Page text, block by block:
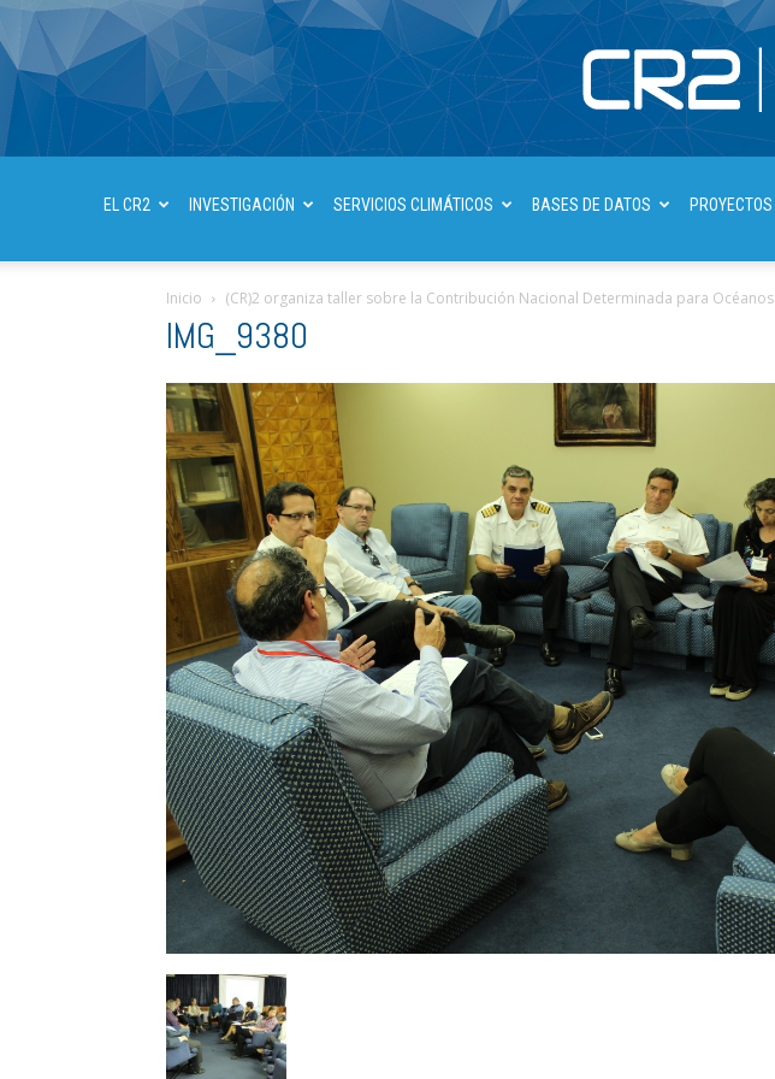
EL CR2 INVESTIGACIÓN SERVICIOS CLIMÁTICOS BASES DE DATOS PROYECTOS
Inicio (CR)2 organiza taller sobre la Contribución Nacional Determinada para Océanos
IMG_9380